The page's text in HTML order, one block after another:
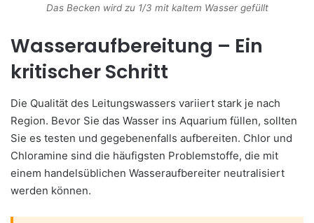
Das Becken wird zu 1/3 mit kaltem Wasser gefüllt
Wasseraufbereitung – Ein
kritischer Schritt
Die Qualität des Leitungswassers variiert stark je nach
Region. Bevor Sie das Wasser ins Aquarium füllen, sollten
Sie es testen und gegebenenfalls aufbereiten. Chlor und
Chloramine sind die häufigsten Problemstoffe, die mit
einem handelsüblichen Wasseraufbereiter neutralisiert
werden können.